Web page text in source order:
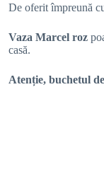
De oferit împreună
Vaza Marcel roz
casă.
Atenție, buchetul